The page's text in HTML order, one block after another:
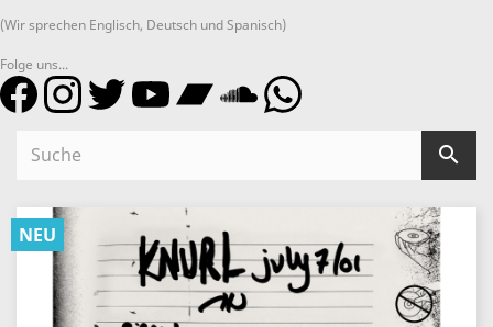
(Wir sprechen Englisch, Deutsch und Spanisch)
Folge uns...

NEU